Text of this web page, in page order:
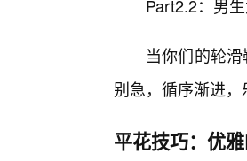
Part2.2：男
当你们的轮
别急，循序渐进，
平花技巧：优